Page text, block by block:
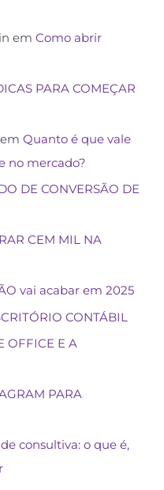
em Como abrir
PARA COMEÇAR
em Quanto é que vale
no mercado?
DE CONVERSÃO DE
CEM MIL NA
vai acabar em 2025
CONTÁBIL
OFFICE E A
PARA
consultiva: o que é,